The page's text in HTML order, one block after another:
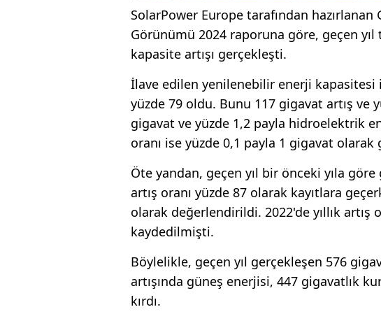
SolarPower Europe tarafından hazırlanan
Görünümü 2024 raporuna göre, geçen
kapasite artışı gerçekleşti.
İlave edilen yenilenebilir enerji kapasitesi
yüzde 79 oldu. Bunu 117 gigavat artış ve
gigavat ve yüzde 1,2 payla hidroelektrik
oranı ise yüzde 0,1 payla 1 gigavat olarak
Öte yandan, geçen yıl bir önceki yıla
artış oranı yüzde 87 olarak kayıtlara
olarak değerlendirildi. 2022'de yıllık artış
kaydedilmişti.
Böylelikle, geçen yıl gerçekleşen 576
artışında güneş enerjisi, 447 gigavatlık
kırdı.